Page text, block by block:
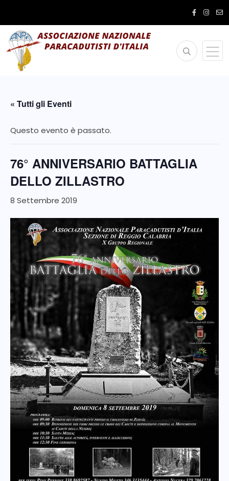
« Tutti gli Eventi
Questo evento è passato.
76° ANNIVERSARIO BATTAGLIA
DELLO ZILLASTRO
8 Settembre 2019